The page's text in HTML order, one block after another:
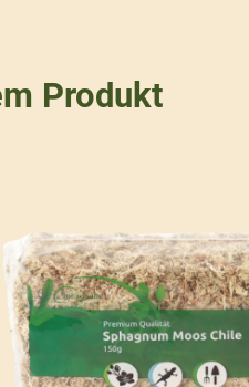
Produkt